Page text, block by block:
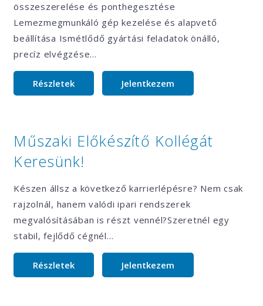
összeszerelése és ponthegesztése
Lemezmegmunkáló gép kezelése és alapvető
beállítása Ismétlődő gyártási feladatok önálló,
precíz elvégzése…
Részletek Jelentkezem
Műszaki Előkészítő Kollégát
Keresünk!
Készen állsz a következő karrierlépésre? Nem csak
rajzolnál, hanem valódi ipari rendszerek
megvalósításában is részt vennél?Szeretnél egy
stabil, fejlődő cégnél…
Részletek Jelentkezem